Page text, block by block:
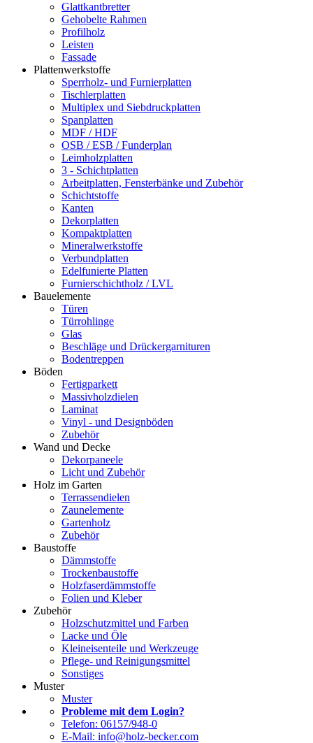
Glattkantbretter
Gehobelte Rahmen
Profilholz
Leisten
Fassade
Plattenwerkstoffe
Sperrholz- und Furnierplatten
Tischlerplatten
Multiplex und Siebdruckplatten
Spanplatten
MDF / HDF
OSB / ESB / Funderplan
Leimholzplatten
3 - Schichtplatten
Arbeitplatten, Fensterbänke und Zubehör
Schichtstoffe
Kanten
Dekorplatten
Kompaktplatten
Mineralwerkstoffe
Verbundplatten
Edelfunierte Platten
Furnierschichtholz / LVL
Bauelemente
Türen
Türrohlinge
Glas
Beschläge und Drückergarnituren
Bodentreppen
Böden
Fertigparkett
Massivholzdielen
Laminat
Vinyl - und Designböden
Zubehör
Wand und Decke
Dekorpaneele
Licht und Zubehör
Holz im Garten
Terrassendielen
Zaunelemente
Gartenholz
Zubehör
Baustoffe
Dämmstoffe
Trockenbaustoffe
Holzfaserdämmstoffe
Folien und Kleber
Zubehör
Holzschutzmittel und Farben
Lacke und Öle
Kleineisenteile und Werkzeuge
Pflege- und Reinigungsmittel
Sonstiges
Muster
Muster
Probleme mit dem Login?
Telefon: 06157/948-0
E-Mail: info@holz-becker.com